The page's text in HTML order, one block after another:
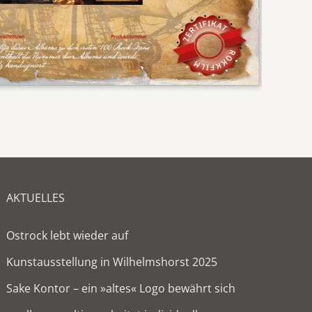
AKTUELLES
Ostrock lebt wieder auf
Kunstausstellung in Wilhelmshorst 2025
Sake Kontor – ein »altes« Logo bewährt sich